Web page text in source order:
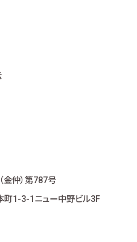
る有価証券・金融商品の
勧誘・販売、サービスの
るため
と又はご本人の代理人で
め
結果、お預り残高などの報
関する事務を行うため
等に基づく権利の行使や
金仲）第787号
町1-3-1 ニュー中野ビル3F